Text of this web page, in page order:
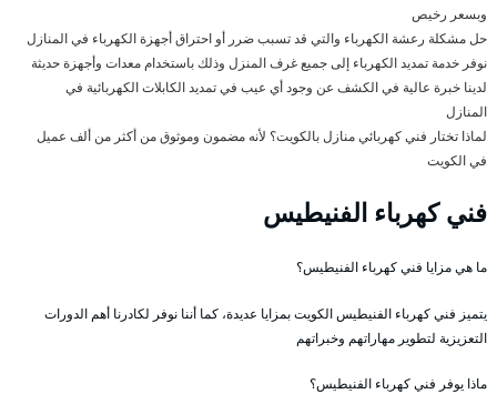
وبسعر رخيص
حل مشكلة رعشة الكهرباء والتي قد تسبب ضرر أو احتراق أجهزة الكهرباء في المنازل
نوفر خدمة تمديد الكهرباء إلى جميع غرف المنزل وذلك باستخدام معدات وأجهزة حديثة
لدينا خبرة عالية في الكشف عن وجود أي عيب في تمديد الكابلات الكهربائية في
المنازل
لماذا تختار فني كهربائي منازل بالكويت؟ لأنه مضمون وموثوق من أكثر من ألف عميل
في الكويت
فني كهرباء الفنيطيس
ما هي مزايا فني كهرباء الفنيطيس؟
يتميز فني كهرباء الفنيطيس الكويت بمزايا عديدة، كما أننا نوفر لكادرنا أهم الدورات
التعزيزية لتطوير مهاراتهم وخبراتهم
ماذا يوفر فني كهرباء الفنيطيس؟